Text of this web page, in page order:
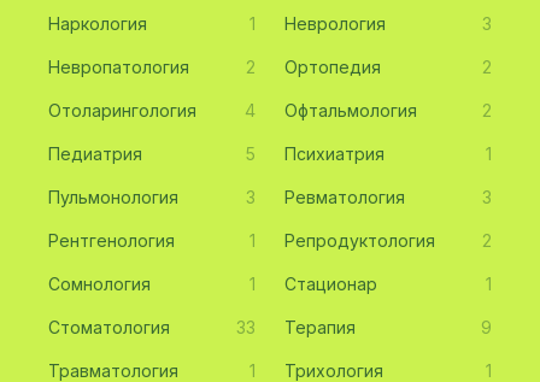
Наркология 1 Неврология 3
Невропатология 2 Ортопедия 2
Отоларингология 4 Офтальмология 2
Педиатрия 5 Психиатрия 1
Пульмонология 3 Ревматология 3
Рентгенология 1 Репродуктология 2
Сомнология 1 Стационар 1
Стоматология 33 Терапия 9
Травматология 1 Трихология 1